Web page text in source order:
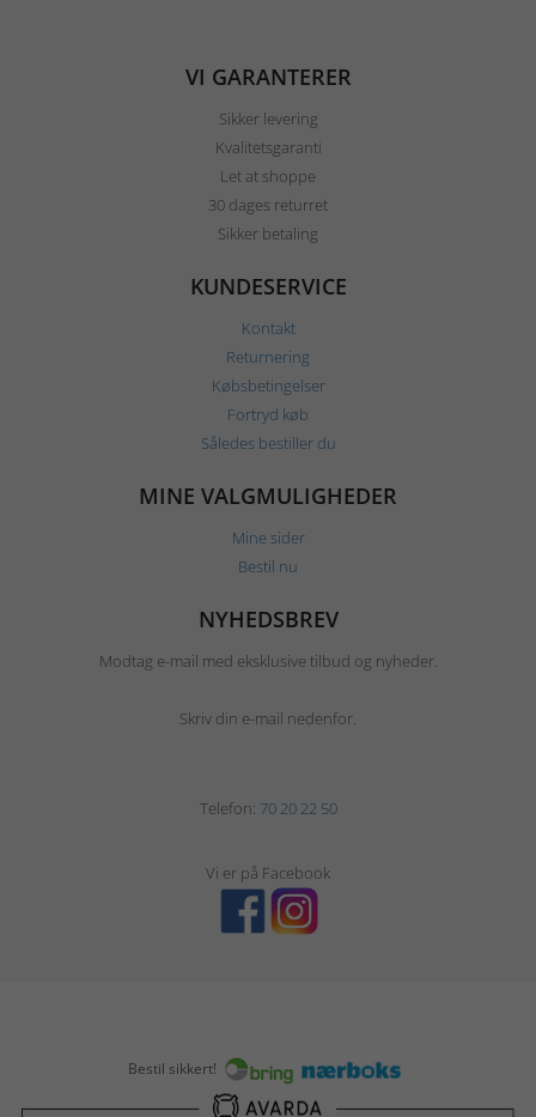
VI GARANTERER
Sikker levering
Kvalitetsgaranti
Let at shoppe
30 dages returret
Sikker betaling
KUNDESERVICE
Kontakt
Returnering
Købsbetingelser
Fortryd køb
Således bestiller du
MINE VALGMULIGHEDER
Mine sider
Bestil nu
NYHEDSBREV
Modtag e-mail med eksklusive tilbud og nyheder.
Skriv din e-mail nedenfor.
Telefon: 70 20 22 50
Vi er på Facebook
Bestil sikkert!